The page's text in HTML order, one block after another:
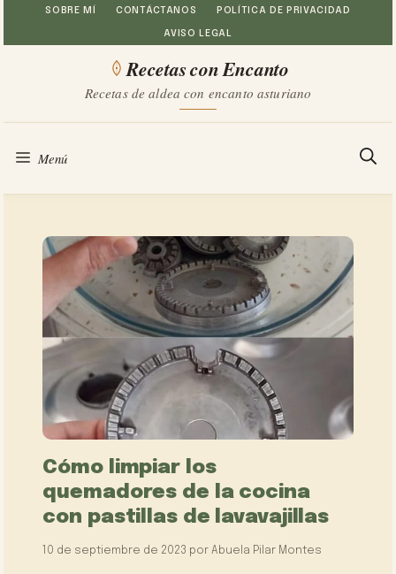
Saltar
al
SOBRE MÍ CONTÁCTANOS POLÍTICA DE PRIVACIDAD
AVISO LEGAL
Recetas con Encanto
Recetas de aldea con encanto asturiano
Menú
Cómo limpiar los
quemadores de la cocina
con pastillas de lavavajillas
10 de septiembre de 2023 por Abuela Pilar Montes